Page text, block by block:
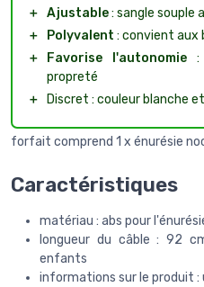
＋ Ajustable: sangle souple
＋
Polyvalent : convient aux
＋
Favorise l'autonomie:
propreté
＋
Discret : couleur blanche
forfait comprend 1 x énurésie
Caractéristiques
matériau : abs pour
longueur du câble : 92
enfants
informations sur le produit :